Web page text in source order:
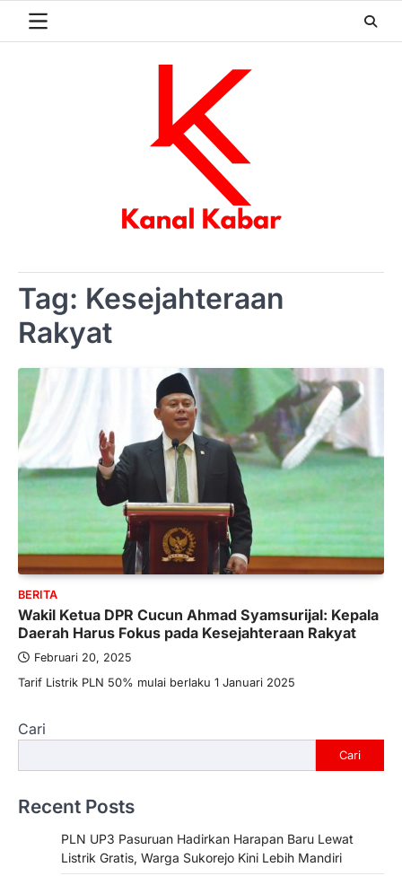
Tag: Kesejahteraan
Rakyat
BERITA
Wakil Ketua DPR Cucun Ahmad Syamsurijal: Kepala
Daerah Harus Fokus pada Kesejahteraan Rakyat
Februari 20, 2025
Tarif Listrik PLN 50% mulai berlaku 1 Januari 2025
Cari
Cari
Recent Posts
PLN UP3 Pasuruan Hadirkan Harapan Baru Lewat
Listrik Gratis, Warga Sukorejo Kini Lebih Mandiri